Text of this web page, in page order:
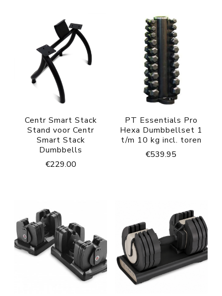
Centr Smart Stack
Stand voor Centr
Smart Stack
Dumbbells
€229.00
PT Essentials Pro
Hexa Dumbbellset 1
t/m 10 kg incl. toren
€539.95